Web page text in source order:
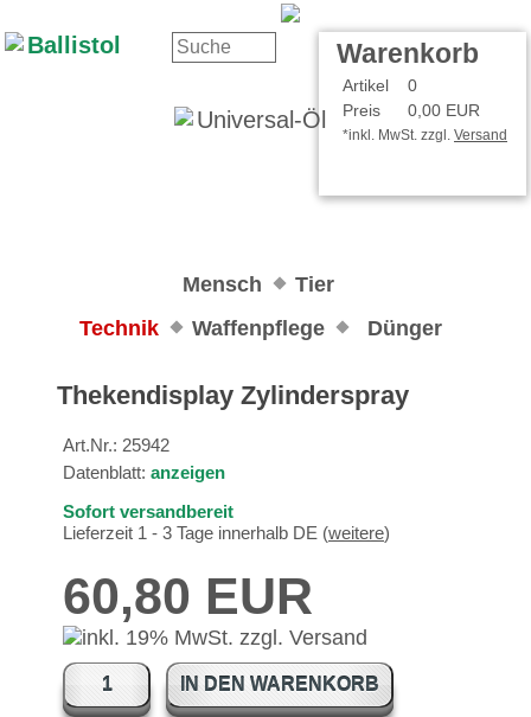
Warenkorb
Artikel
0
Preis
0,00 EUR
*inkl. MwSt. zzgl. Versand
Mensch
Tier
Technik
Waffenpflege Dünger
Thekendisplay Zylinderspray
Art.Nr.: 25942
Datenblatt: anzeigen
Sofort versandbereit
Lieferzeit 1 - 3 Tage innerhalb DE (weitere)
60,80 EUR
IN DEN WARENKORB